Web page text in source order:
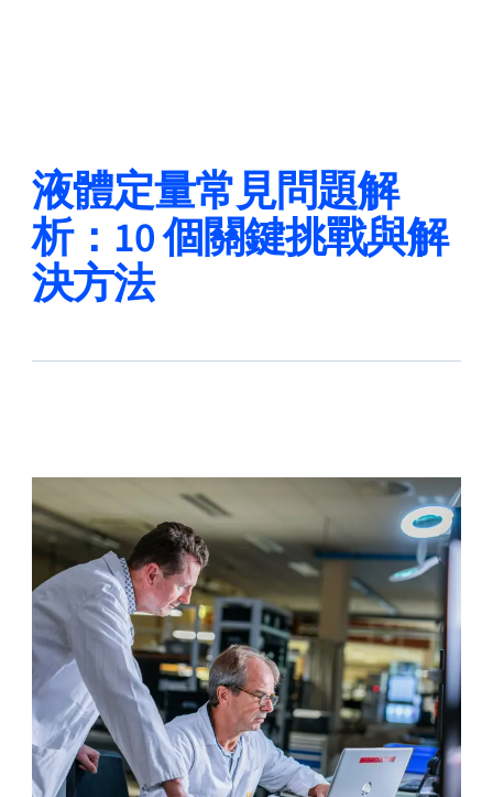
返回
搜尋...
產品
應用領域
服務與支援
培訓與學習
關於柏朗豪斯特
更改語言
液體定量常見問題解
析：10 個關鍵挑戰與解
決方法